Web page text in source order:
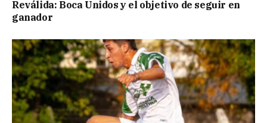
Reválida: Boca Unidos y el objetivo de seguir en
ganador